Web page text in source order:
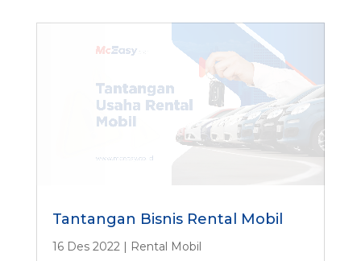
Tantangan Bisnis Rental Mobil
16 Des 2022 | Rental Mobil